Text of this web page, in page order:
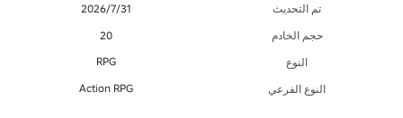
تم التحديث
31‏/7‏/2026
حجم الخادم
20
النوع
RPG
النوع الفرعي Action RPG